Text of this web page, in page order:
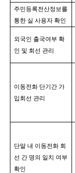
주민등록전산정보를
통한 실 사용자 확인
외국인 출국여부 확
인 및 회선 관리
이동전화 단기간 가
입회선 관리
단말 내 이동전화 회
선 간 명의 일치 여부
확인